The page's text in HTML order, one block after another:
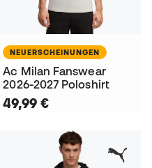
NEUERSCHEINUNGEN
Ac Milan Fanswear
2026-2027 Poloshirt
49,99 €